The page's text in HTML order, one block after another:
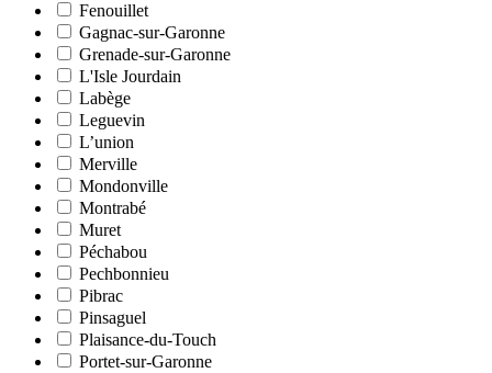
Fenouillet
Gagnac-sur-Garonne
Grenade-sur-Garonne
L'Isle Jourdain
Labège
Leguevin
L’union
Merville
Mondonville
Montrabé
Muret
Péchabou
Pechbonnieu
Pibrac
Pinsaguel
Plaisance-du-Touch
Portet-sur-Garonne